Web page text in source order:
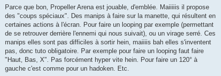
Parce que bon, Propeller Arena est jouable, d'emblée. Maiiiiis il propose
des "coups spéciaux". Des manips à faire sur la manette, qui résultent en
certaines actions à l'écran. Pour faire un looping par exemple (permettant
de se retrouver derrière l'ennemi qui nous suivait), ou un virage serré. Ces
manips elles sont pas difficiles à sortir hein, maiiiis bah elles s'inventent
pas, donc tuto obligatoire. Par exemple pour faire un looping faut faire
"Haut, Bas, X". Pas forcément hyper vite hein. Pour faire un 120° à
gauche c'est comme pour un hadoken. Etc.